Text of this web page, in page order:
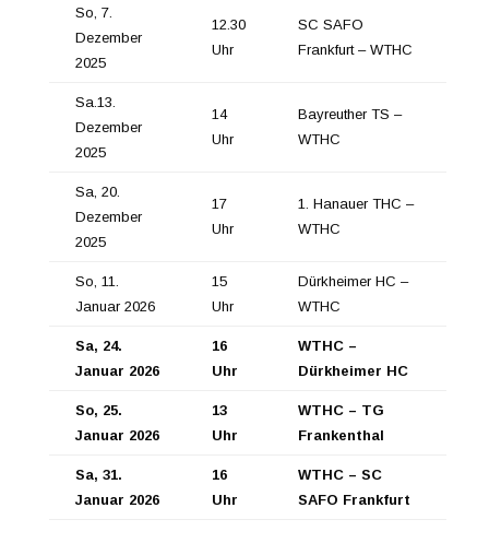
So, 7.
Dezember
2025
12.30
Uhr
SC SAFO
Frankfurt – WTHC
Sa.13.
Dezember
2025
14
Uhr
Bayreuther TS –
WTHC
Sa, 20.
Dezember
2025
17
Uhr
1. Hanauer THC –
WTHC
So, 11.
Januar 2026
15
Uhr
Dürkheimer HC –
WTHC
Sa, 24.
Januar 2026
16
Uhr
WTHC –
Dürkheimer HC
So, 25.
Januar 2026
13
Uhr
WTHC – TG
Frankenthal
Sa, 31.
Januar 2026
16
Uhr
WTHC – SC
SAFO Frankfurt